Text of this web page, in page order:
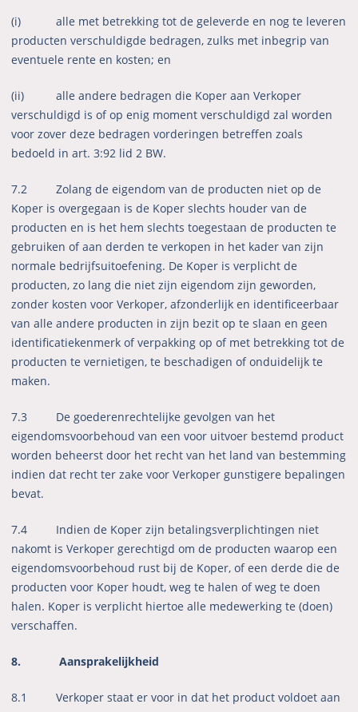
(i) alle met betrekking tot de geleverde en nog te leveren
producten verschuldigde bedragen, zulks met inbegrip van
eventuele rente en kosten; en
(ii) alle andere bedragen die Koper aan Verkoper
verschuldigd is of op enig moment verschuldigd zal worden
voor zover deze bedragen vorderingen betreffen zoals
bedoeld in art. 3:92 lid 2 BW.
7.2 Zolang de eigendom van de producten niet op de
Koper is overgegaan is de Koper slechts houder van de
producten en is het hem slechts toegestaan de producten te
gebruiken of aan derden te verkopen in het kader van zijn
normale bedrijfsuitoefening. De Koper is verplicht de
producten, zo lang die niet zijn eigendom zijn geworden,
zonder kosten voor Verkoper, afzonderlijk en identificeerbaar
van alle andere producten in zijn bezit op te slaan en geen
identificatiekenmerk of verpakking op of met betrekking tot de
producten te vernietigen, te beschadigen of onduidelijk te
maken.
7.3 De goederenrechtelijke gevolgen van het
eigendomsvoorbehoud van een voor uitvoer bestemd product
worden beheerst door het recht van het land van bestemming
indien dat recht ter zake voor Verkoper gunstigere bepalingen
bevat.
7.4 Indien de Koper zijn betalingsverplichtingen niet
nakomt is Verkoper gerechtigd om de producten waarop een
eigendomsvoorbehoud rust bij de Koper, of een derde die de
producten voor Koper houdt, weg te halen of weg te doen
halen. Koper is verplicht hiertoe alle medewerking te (doen)
verschaffen.
8. Aansprakelijkheid
8.1 Verkoper staat er voor in dat het product voldoet aan